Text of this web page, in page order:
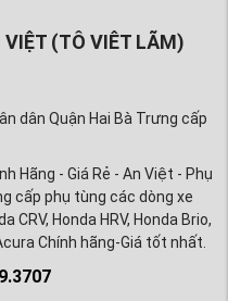
VIỆT (TÔ VIÊT LÃM)
dân Quận Hai Bà Trưng cấp
Hãng - Giá Rẻ - An Việt - Phụ
cấp phụ tùng các dòng xe
CRV, Honda HRV, Honda Brio,
Chính hãng-Giá tốt nhất.